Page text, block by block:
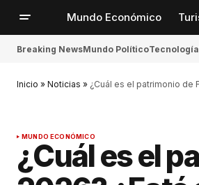
Mundo Económico
Breaking NewsMundo PolíticoTecnología
Inicio » Noticias » ¿Cuál es el patrimonio de
MUNDO ECONÓMICO
¿Cuál es el